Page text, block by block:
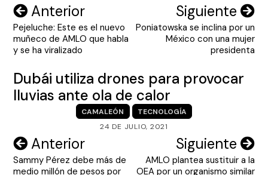
Navegación
de
entradas
Anterior
Pejeluche: Este es el nuevo
muñeco de AMLO que habla
y se ha viralizado
Siguiente
Poniatowska se inclina por un
México con una mujer
presidenta
Dubái utiliza drones para provocar
lluvias ante ola de calor
CAMALEÓN
TECNOLOGÍA
24 DE JULIO, 2021
Navegación
de
Anterior
Sammy Pérez debe más de
medio millón de pesos por
Siguiente
AMLO plantea sustituir a la
OEA por un organismo similar